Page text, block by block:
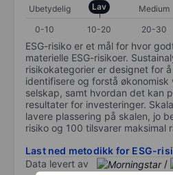
Ubetydelig Lav Medium
0-10
10-20 20-30
ESG-risiko er et mål for hvor
materielle ESG-risikoer.
risikokategorier er designet for
identifisere og forstå økonomisk
selskap, samt hvordan det kan
resultater for investeringer.
lavere plassering på skalen, jo
risiko og 100 tilsvarer maksimal
Last ned metodikk for ESG-
Data levert av
/